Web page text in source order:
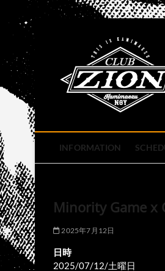
content
INFORMATION
Minority Game x
2025年7月12日
日時
2025/07/12/土曜日